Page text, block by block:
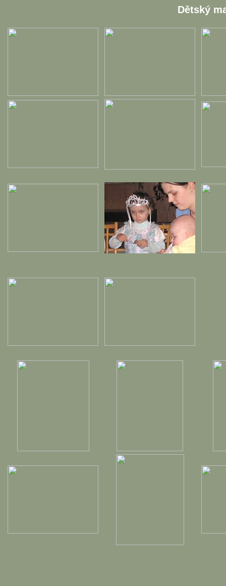
Dětský